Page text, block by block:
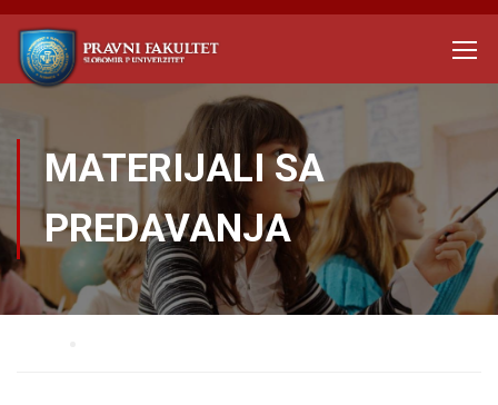
MATERIJALI SA
PREDAVANJA